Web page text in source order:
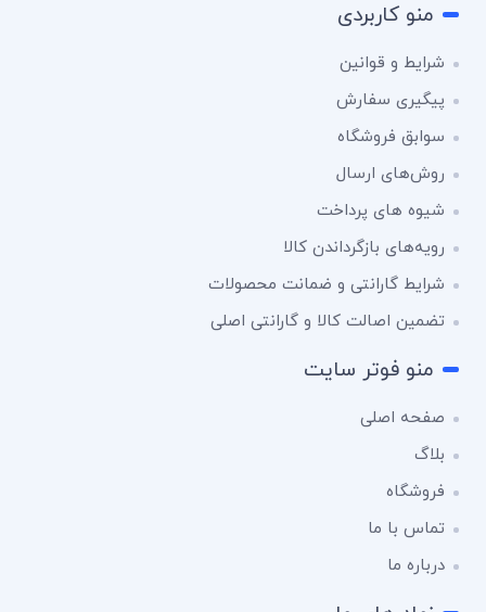
منو کاربردی
شرایط و قوانین
پیگیری سفارش
سوابق فروشگاه
روش‌های ارسال
شیوه های پرداخت
رویه‌های بازگرداندن کالا
شرایط گارانتی و ضمانت محصولات
تضمین اصالت کالا و گارانتی اصلی
منو فوتر سایت
صفحه اصلی
بلاگ
فروشگاه
تماس با ما
درباره ما